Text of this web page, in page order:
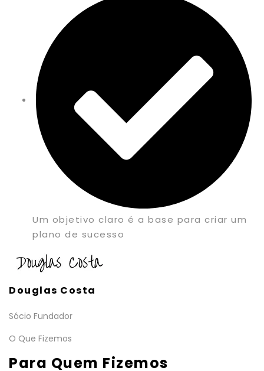
Um objetivo claro é a base para criar um
plano de sucesso
Douglas Costa
Sócio Fundador
O Que Fizemos
Para Quem Fizemos